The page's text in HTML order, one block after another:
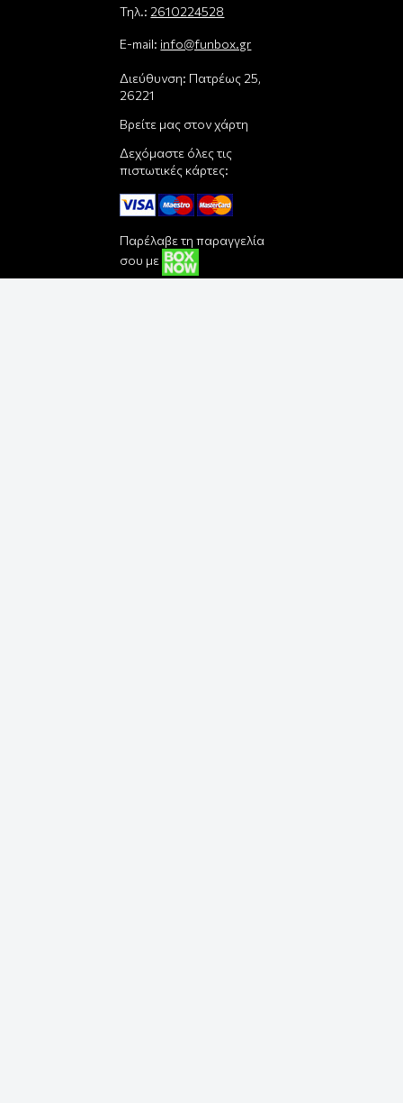
Τηλ.: 2610224528
E-mail: info@funbox.gr
Διεύθυνση: Πατρέως 25,
26221
Βρείτε μας στον χάρτη
Δεχόμαστε όλες τις
πιστωτικές κάρτες:
Παρέλαβε τη παραγγελία
σου με